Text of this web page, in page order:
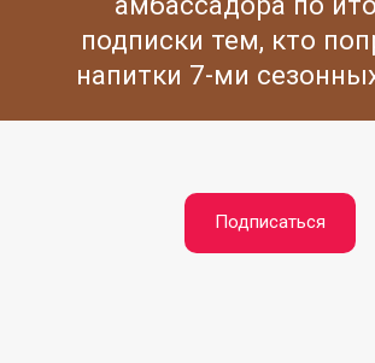
Подписаться